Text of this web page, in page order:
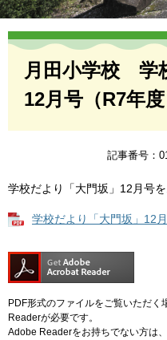
本
月田小学校 学
12月号（R7年度
記事番号：
学校だより「大門坂」12月号を
学校だより「大門坂」12
PDF形式のファイルをご覧いただ
Readerが必要です。
Adobe Readerをお持ちでない方は